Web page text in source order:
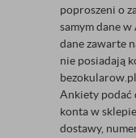
poproszeni o
samym dane
dane zawarte
nie posiadają
Ankiety podać
konta w
dostawy,